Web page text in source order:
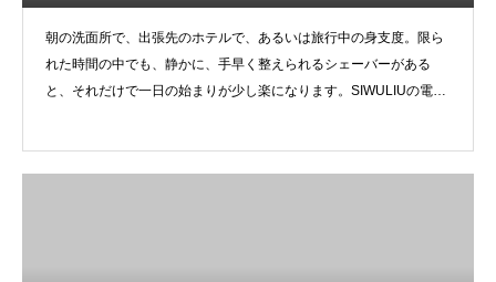
朝の洗面所で、出張先のホテルで、あるいは旅行中の身支度。限ら
れた時間の中でも、静かに、手早く整えられるシェーバーがある
と、それだけで一日の始まりが少し楽になります。SIWULIUの電動